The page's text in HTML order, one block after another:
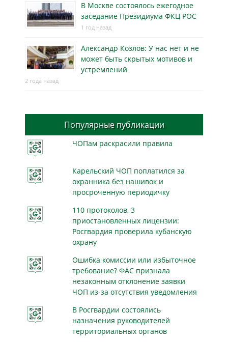
В Москве состоялось ежегодное
заседание Президиума ФКЦ РОС
1 год назад
Александр Козлов: У нас нет и не
может быть скрытых мотивов и
устремлений
2 года назад
Популярные публикации
ЧОПам раскрасили правила
Карельский ЧОП поплатился за
охранника без нашивок и
просроченную периодичку
110 протоколов, 3
приостановленных лицензии:
Росгвардия проверила кубанскую
охрану
Ошибка комиссии или избыточное
требование? ФАС признала
незаконным отклонение заявки
ЧОП из-за отсутствия уведомления
В Росгвардии состоялись
назначения руководителей
территориальных органов